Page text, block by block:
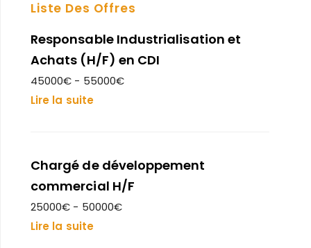
Liste Des Offres
Responsable Industrialisation et
Achats (H/F) en CDI
45000€ - 55000€
Lire la suite
Chargé de développement
commercial H/F
25000€ - 50000€
Lire la suite